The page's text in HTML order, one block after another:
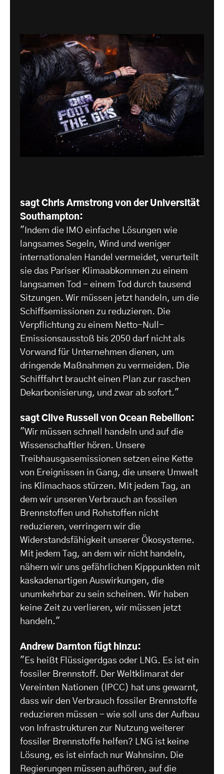
sagt Chris Armstrong von der Universität
Southampton:
"Indem die IMO einfache Lösungen wie
langsames Segeln, Wind und weniger
internationalen Handel vermeidet, verurteilt
sie das Pariser Klimaabkommen zu einem
langsamen Tod - einem Tod durch tausend
Sitzungen. Wir müssen jetzt handeln, um die
Schiffsemissionen zu reduzieren. Die
Verpflichtung zu einem Netto-Null-
Emissionsausstoß bis 2050 darf nicht als
Vorwand für Unternehmen dienen, um
dringende Maßnahmen zu vermeiden. Die
Schifffahrt braucht einen Plan zur raschen
Dekarbonisierung, und zwar ab sofort."
sagt Clive Russell von Ocean Rebellion:
"Wir müssen schnell handeln und auf die
Wissenschaftler hören. Unsere
Treibhausgasemissionen setzen eine Kette
von Ereignissen in Gang, die unsere Umwelt
ins Klimachaos stürzen. Mit jedem Tag, an
dem wir unseren Verbrauch an fossilen
Brennstoffen und Rohstoffen nicht
reduzieren, verringern wir die
Widerstandsfähigkeit unserer Ökosysteme.
Mit jedem Tag, an dem wir nicht handeln,
nähern wir uns gefährlichen Kipppunkten mit
kaskadenartigen Auswirkungen, die
unumkehrbar zu sein scheinen. Wir haben
keine Zeit zu verlieren, wir müssen jetzt
handeln."
Andrew Darnton fügt hinzu:
"Es heißt Flüssigerdgas oder LNG. Es ist ein
fossiler Brennstoff. Der Weltklimarat der
Vereinten Nationen (IPCC) hat uns gewarnt,
dass wir den Verbrauch fossiler Brennstoffe
reduzieren müssen - wie soll uns der Aufbau
von Infrastrukturen zur Nutzung weiterer
fossiler Brennstoffe helfen? LNG ist keine
Lösung, es ist einfach nur Wahnsinn. Die
Regierungen müssen aufhören, auf die